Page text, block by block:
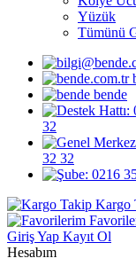
Yüzük
Tümünü
bende
32
32 32
Kargo
Giriş Yap Kayıt Ol
Hesabım